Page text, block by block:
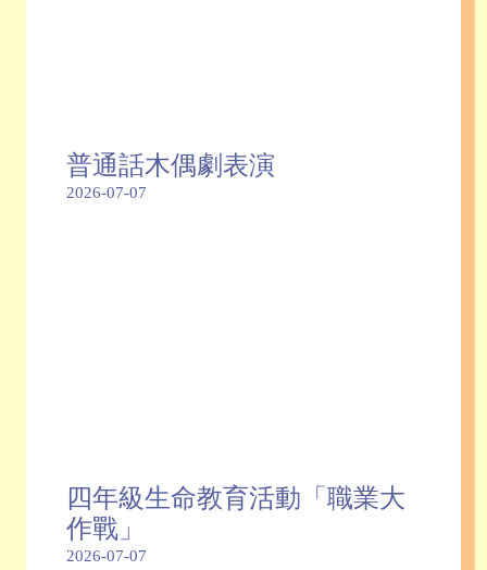
普通話木偶劇表演
2026-07-07
四年級生命教育活動「職業大
作戰」
2026-07-07